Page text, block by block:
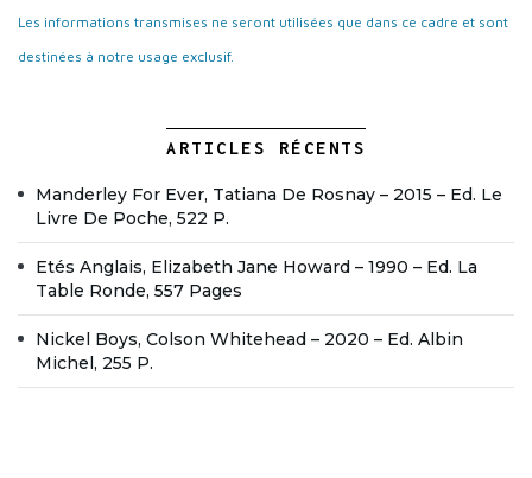
Les informations transmises ne seront utilisées que dans ce cadre et sont
destinées à notre usage exclusif.
ARTICLES RÉCENTS
Manderley For Ever, Tatiana De Rosnay – 2015 – Ed. Le
Livre De Poche, 522 P.
Etés Anglais, Elizabeth Jane Howard – 1990 – Ed. La
Table Ronde, 557 Pages
Nickel Boys, Colson Whitehead – 2020 – Ed. Albin
Michel, 255 P.